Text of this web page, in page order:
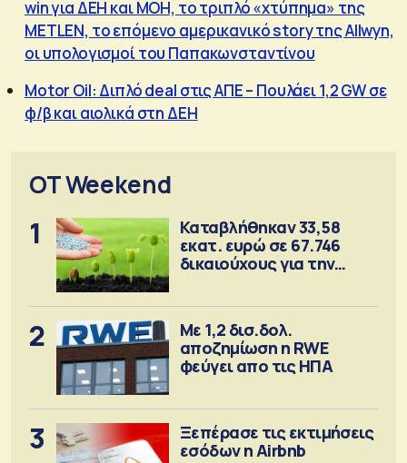
win για ΔΕΗ και MOH, το τριπλό «χτύπημα» της
METLEN, το επόμενο αμερικανικό story της Allwyn,
οι υπολογισμοί του Παπακωνσταντίνου
Μotor Oil: Διπλό deal στις ΑΠΕ – Πουλάει 1,2 GW σε
φ/β και αιολικά στη ΔΕΗ
OT Weekend
1
Καταβλήθηκαν 33,58
εκατ. ευρώ σε 67.746
δικαιούχους για την
2
Με 1,2 δισ.δολ.
αποζημίωση η RWE
φεύγει απο τις ΗΠΑ
3
Ξεπέρασε τις εκτιμήσεις
εσόδων η Airbnb